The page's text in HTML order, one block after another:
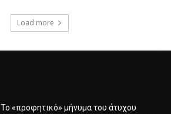
Load more
Το «προφητικό» μήνυμα του άτυχου